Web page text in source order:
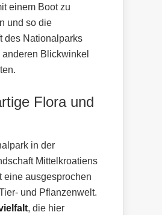
einem Boot zu
und so die
des Nationalparks
Blickwinkel
Flora und
in der
Mittelkroatiens
eine ausgesprochen
und Pflanzenwelt.
, die hier